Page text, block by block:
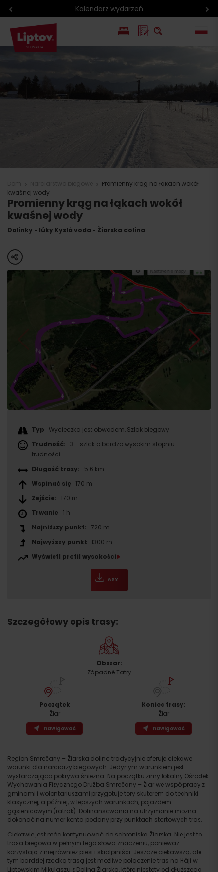
Kalendarz wydarzeń
Promienny krąg na łąkach wokół
kwaśnej wody
Promienny krąg na łąkach wokół
kwaśnej wody
Dolinky - lúky Kyslá voda - Žiarska dolina
share
Typ Wycieczka jest obwodem, Szlak biegowy
Trudność: 3 - szlak o bardzo wysokim stopniu
trudności
Długość trasy:
5.6 km
Wspinać się
170 m
Zejście:
170 m
Trwanie
1 h
Najniższy punkt: 720 m
Najwyższy punkt
1300 m
Wyświetl profil wysokości
GPX
Szczegółowy opis trasy:
Obszar:
Západné Tatry
Początek
Žiar
nawigować
Koniec trasy:
Žiar
nawigować
Region Smrečany – Žiarska dolina tradycyjnie oferuje ciekawe
warunki dla narciarzy biegowych. Jedynym warunkiem jest
wystarczająca pokrywa śnieżna. Na początku zimy lokalny Ośrodek
Wychowania Fizycznego Družba Smrečany – Žiar we współpracy z
gminami i wolontariuszami przygotuje tory skuterem do techniki
klasycznej, a później, w lepszych warunkach, pojazdem
gąsienicowym (ratrak). Dofinansowania na utrzymanie można
dokonać na numer konta podany przy punktach startowych tras.
Ciekawie jest móc kontynuować do schroniska Žiarska. Nie jest to
trasa biegowa w pełnym tego słowa znaczeniu, ponieważ
korzystają z niej również piesi i skialpiniści. Jeszcze ciekawszą, ale
tym bardziej rzadką trasą jest możliwe połączenie tras na Háji w
Liptowskim Mikulaszu z Doliną Žiarską, które niestety od dłuższego
Przyjazd